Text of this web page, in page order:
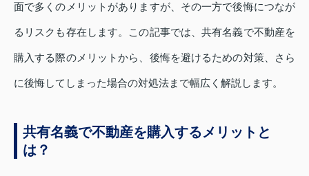
面で多くのメリットがありますが、その一方で後悔につなが
るリスクも存在します。この記事では、共有名義で不動産を
購入する際のメリットから、後悔を避けるための対策、さら
に後悔してしまった場合の対処法まで幅広く解説します。
共有名義で不動産を購入するメリットと
は？